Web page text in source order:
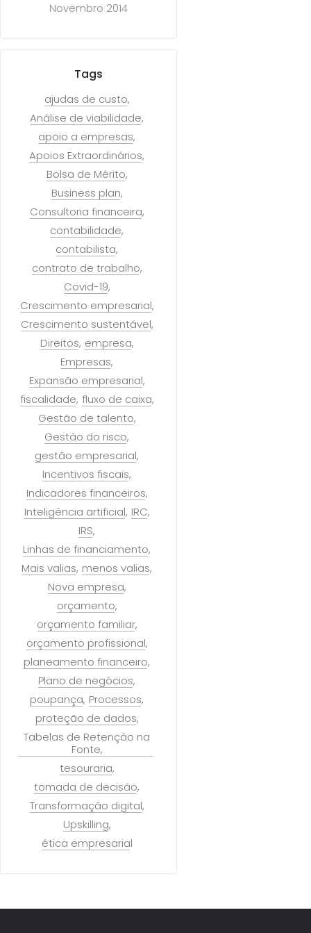
Novembro 2014
Tags
ajudas de custo
Análise de viabilidade
apoio a empresas
Apoios Extraordinários
Bolsa de Mérito
Business plan
Consultoria financeira
contabilidade
contabilista
contrato de trabalho
Covid-19
Crescimento empresarial
Crescimento sustentável
Direitos empresa
Empresas
Expansão empresarial
fiscalidade fluxo de caixa
Gestão de talento
Gestão do risco
gestão empresarial
Incentivos fiscais
Indicadores financeiros
Inteligência artificial IRC
IRS
Linhas de financiamento
Mais valias menos valias
Nova empresa
orçamento
orçamento familiar
orçamento profissional
planeamento financeiro
Plano de negócios
poupança Processos
proteção de dados
Tabelas de Retenção na
Fonte
tesouraria
tomada de decisão
Transformação digital
Upskilling
ética empresarial